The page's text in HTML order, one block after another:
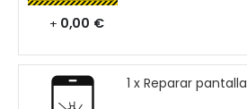
+ 0,00 €
1 x Reparar pantalla